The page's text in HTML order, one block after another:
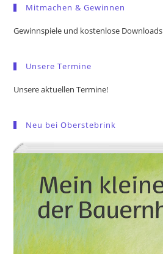
Mitmachen & Gewinnen
Gewinnspiele und kostenlose Downloads
Unsere Termine
Unsere aktuellen Termine!
Neu bei Oberstebrink